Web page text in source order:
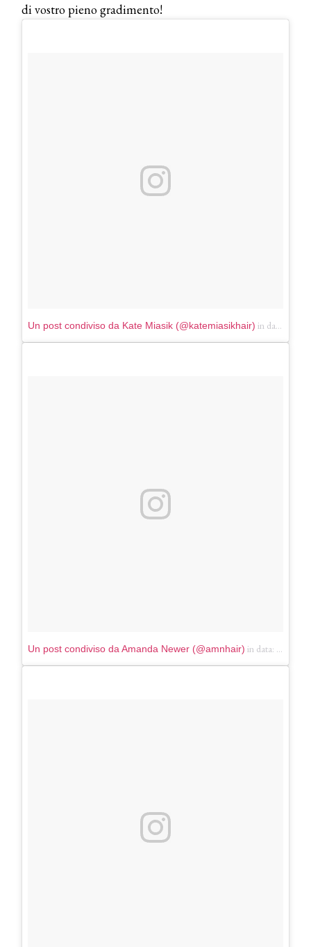
di vostro pieno gradimento!
Un post condiviso da Kate Miasik (@katemiasikhair) in data:
Un post condiviso da Amanda Newer (@amnhair) in data: